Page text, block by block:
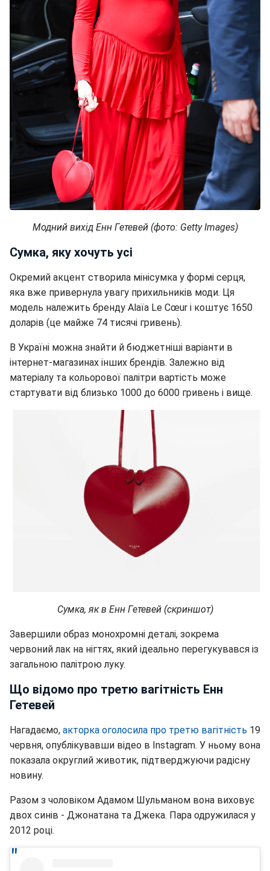
Модний вихід Енн Гетевей (фото: Getty Images)​
Сумка, яку хочуть усі
Окремий акцент створила мінісумка у формі серця,
яка вже привернула увагу прихильників моди. Ця
модель належить бренду Alaïa Le Cœur і коштує 1650
доларів (це майже 74 тисячі гривень).
В Україні можна знайти й бюджетніші варіанти в
інтернет-магазинах інших брендів. Залежно від
матеріалу та кольорової палітри вартість може
стартувати від близько 1000 до 6000 гривень і вище.
Сумка, як в Енн Гетевей (скриншот)
Завершили образ монохромні деталі, зокрема
червоний лак на нігтях, який ідеально перегукувався із
загальною палітрою луку.
Що відомо про третю вагітність Енн
Гетевей
Нагадаємо, акторка оголосила про третю вагітність 19
червня, опублікувавши відео в Instagram. У ньому вона
показала округлий животик, підтверджуючи радісну
новину.
Разом з чоловіком Адамом Шульманом вона виховує
двох синів - Джонатана та Джека. Пара одружилася у
2012 році.